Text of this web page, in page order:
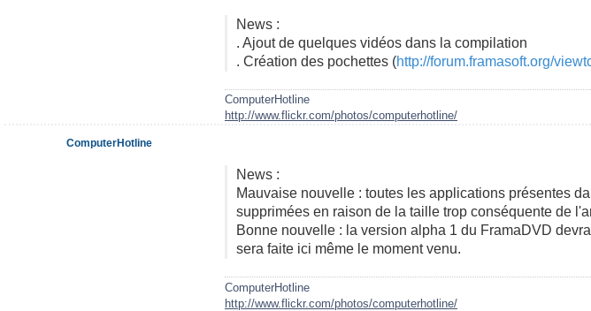
News :
. Ajout de quelques vidéos dans la compilation
. Création des pochettes (http://forum.framasoft.org/
ComputerHotline
http://www.flickr.com/photos/computerhotline/
News :
Mauvaise nouvelle : toutes les applications présentes
supprimées en raison de la taille trop conséquente de
Bonne nouvelle : la version alpha 1 du FramaDVD
sera faite ici même le moment venu.
ComputerHotline
http://www.flickr.com/photos/computerhotline/
ComputerHotline